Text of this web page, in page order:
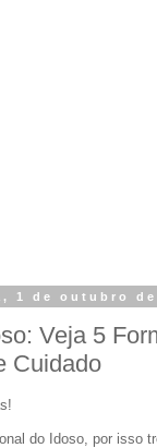
1 de outubro de
Veja 5
Cuidado
do Idoso, por isso